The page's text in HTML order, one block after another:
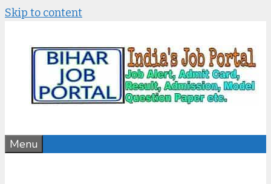
Skip to content
Menu